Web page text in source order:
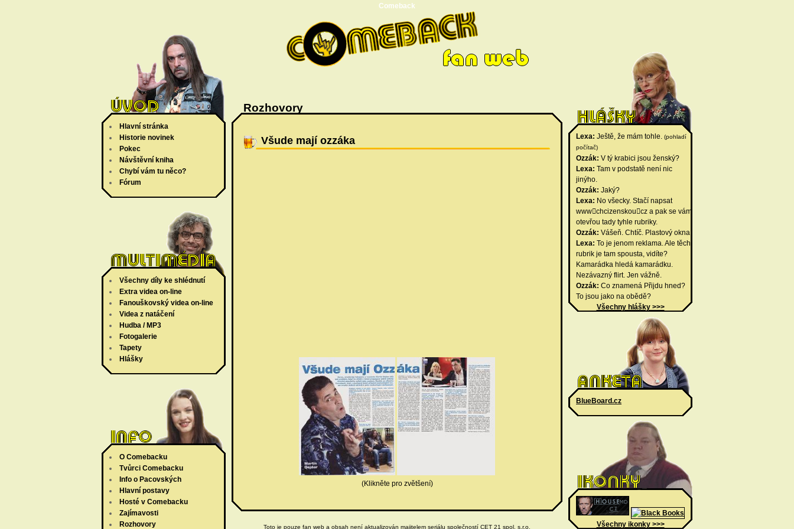
Comeback
Hlavní stránka
Historie novinek
Pokec
Návštěvní kniha
Chybí vám tu něco?
Fórum
Všechny díly ke shlédnutí
Extra videa on-line
Fanouškovský videa on-line
Videa z natáčení
Hudba / MP3
Fotogalerie
Tapety
Hlášky
O Comebacku
Tvůrci Comebacku
Info o Pacovských
Hlavní postavy
Hosté v Comebacku
Zajímavosti
Rozhovory
Lexa: Ještě, že mám tohle. (pohladí
počítač)
Ozzák: V tý krabici jsou ženský?
Lexa: Tam v podstatě není nic
jinýho.
Ozzák: Jaký?
Lexa: No všecky. Stačí napsat
wwwchcizenskoucz a pak se vám
otevřou tady tyhle rubriky.
Ozzák: Vášeň. Chtíč. Plastový okna.
Lexa: To je jenom reklama. Ale těch
rubrik je tam spousta, vidíte?
Kamarádka hledá kamarádku.
Nezávazný flirt. Jen vážně.
Ozzák: Co znamená Přijdu hned?
To jsou jako na obědě?
Všechny hlášky >>>
BlueBoard.cz
Všechny ikonky >>>
Rozhovory
Všude mají ozzáka
(Klikněte pro zvětšení)
Toto je pouze fan web a obsah není aktualizován majitelem seriálu společností CET 21 spol. s.r.o.